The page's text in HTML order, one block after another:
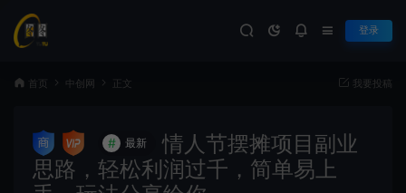
登录
首页 中创网 正文 我要投稿
# 最新
情人节摆摊项目副业
思路，轻松利润过千，简单易上